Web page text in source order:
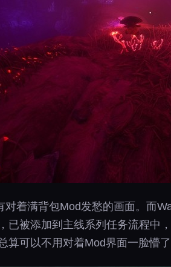
着满背包Mod发愁的画面。而
已被添加到主线系列任务流程中
可以不用对着Mod界面一脸懵了